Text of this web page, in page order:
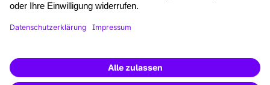
Impressum
Cookie-Einstellungen
Vertrag widerrufen